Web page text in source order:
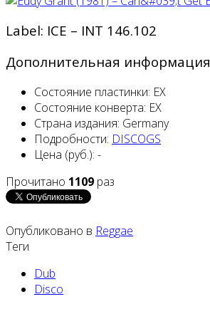
Label: ICE – INT 146.102
Дополнительная информация
Состояние пластинки: EX
Состояние конверта: EX
Страна издания: Germany
Подробности: DISCOGS
Цена (руб.): -
Прочитано 1109 раз
Опубликовано в Reggae
Теги
Dub
Disco